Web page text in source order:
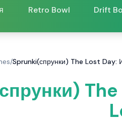
Retro Bowl Drift
/Sprunki(спрунки) The Lost Day: